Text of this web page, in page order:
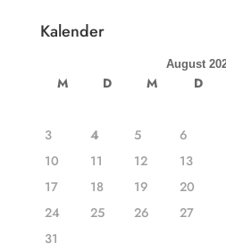
Kalender
August
M D M D
3
4 5 6
10
11 12 13
17
18 19 20
24
25 26 27
31